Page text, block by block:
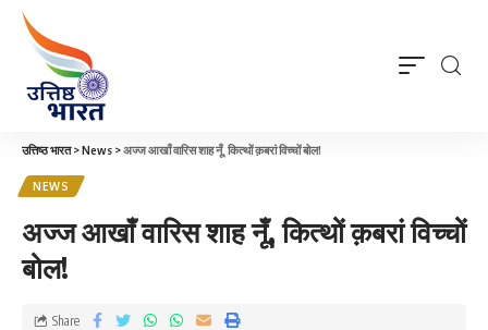
उत्तिष्ठ भारत>News >अज्ज आखाँ वारिस शाह नूँ, कित्थों क़बरां विच्चों बोल!
NEWS
अज्ज आखाँ वारिस शाह नूँ, कित्थों क़बरां विच्चों
बोल!
Share